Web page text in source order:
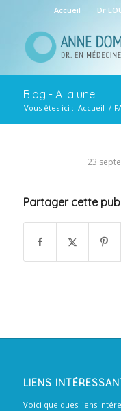
Accueil Dr
Blog - A la une
Vous êtes ici : Accueil /
23
Partager cette
LIENS
Voici quelques liens